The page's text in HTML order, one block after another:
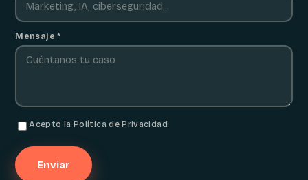
Mensaje *
Acepto la Política de Privacidad
Enviar